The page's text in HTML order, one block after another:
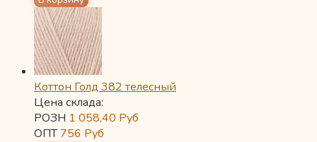
Коттон Голд 382 телесный
Цена склада:
РОЗН 1 058,40 Руб
ОПТ756 Руб